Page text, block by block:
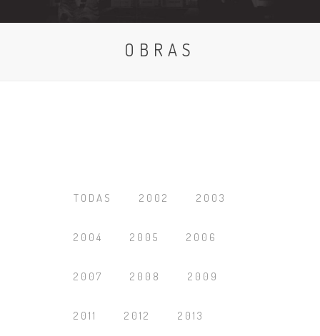
OBRAS
TODAS 2002 2003
2004 2005 2006
2007 2008 2009
2011 2012 2013